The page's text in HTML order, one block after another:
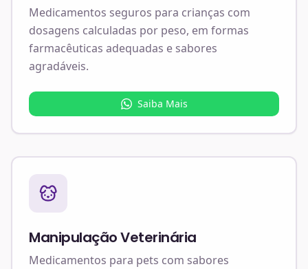
Medicamentos seguros para crianças com
dosagens calculadas por peso, em formas
farmacêuticas adequadas e sabores
agradáveis.
Saiba Mais
Manipulação Veterinária
Medicamentos para pets com sabores